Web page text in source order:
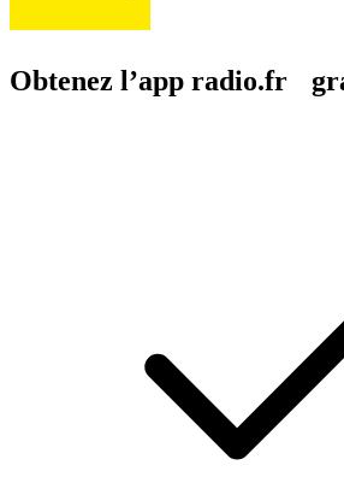
Obtenez l’app radio.fr